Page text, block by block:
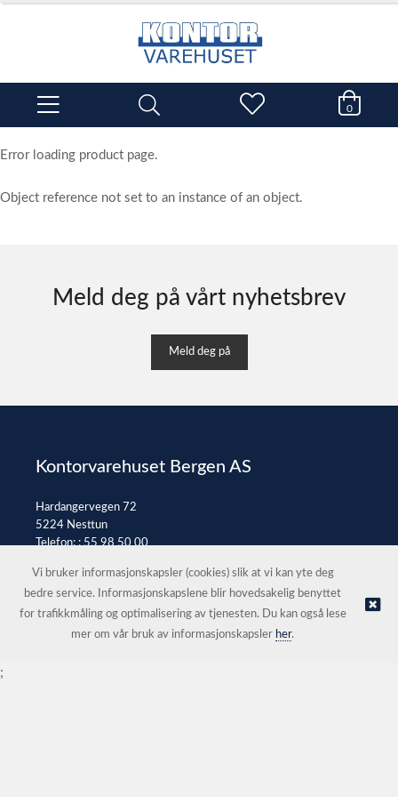
0
Error loading product page.
Object reference not set to an instance of an object.
Meld deg på vårt nyhetsbrev
Meld deg på
Kontorvarehuset Bergen AS
Hardangervegen 72
5224 Nesttun
Telefon: :55 98 50 00
© Kontorvarehuset Bergen AS |Nettbutikk levert av Kréatif
Vi bruker informasjonskapsler (cookies) slik at vi kan yte deg
bedre service. Informasjonskapslene blir hovedsakelig benyttet
for trafikkmåling og optimalisering av tjenesten. Du kan også lese
mer om vår bruk av informasjonskapsler her.
;